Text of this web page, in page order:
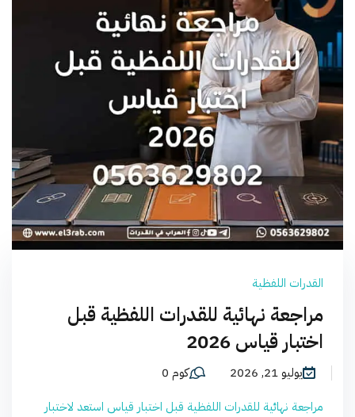
القدرات اللفظية
مراجعة نهائية للقدرات اللفظية قبل
اختبار قياس 2026
يوليو 21, 2026
كوم 0
مراجعة نهائية للقدرات اللفظية قبل اختبار قياس استعد لاختبار